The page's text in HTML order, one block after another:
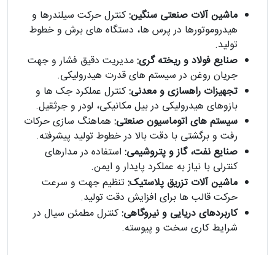
ماشین آلات صنعتی سنگین:کنترل حرکت سیلندرها و
هیدروموتورها در پرس ها، دستگاه های برش و خطوط
تولید.
صنایع فولاد و ریخته گری:مدیریت دقیق فشار و جهت
جریان روغن در سیستم های قدرت هیدرولیکی.
تجهیزات راهسازی و معدنی:کنترل عملکرد جک ها و
بازوهای هیدرولیکی در بیل مکانیکی، لودر و جرثقیل.
سیستم های اتوماسیون صنعتی: هماهنگ سازی حرکات
رفت و برگشتی با دقت بالا در خطوط تولید پیشرفته.
صنایع نفت، گاز و پتروشیمی: استفاده در مدارهای
کنترلی با نیاز به عملکرد پایدار و ایمن.
ماشین آلات تزریق پلاستیک:تنظیم جهت و سرعت
حرکت قالب ها برای افزایش دقت تولید.
کاربردهای دریایی و نیروگاهی:کنترل مطمئن سیال در
شرایط کاری سخت و پیوسته.